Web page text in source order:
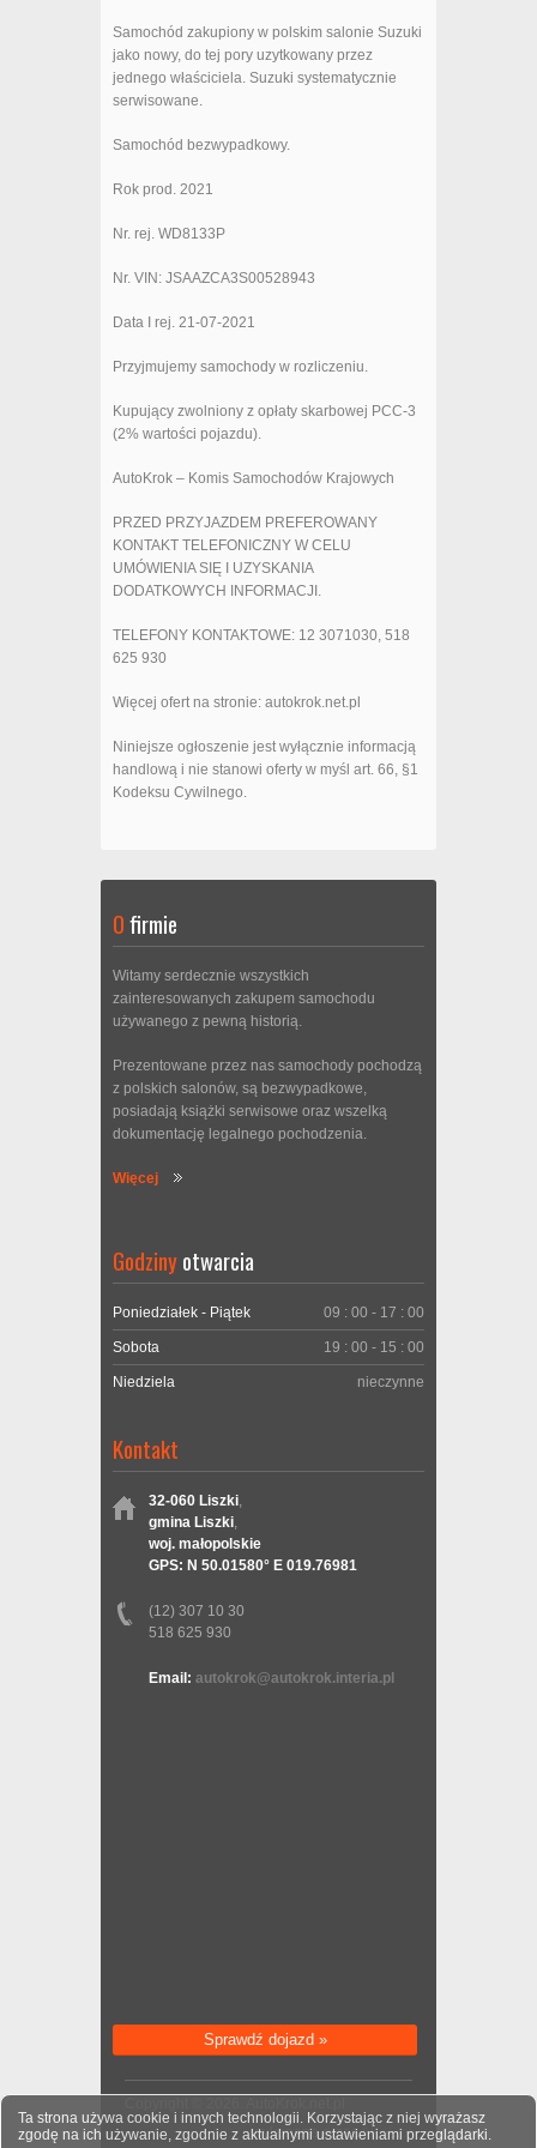
Samochód zakupiony w polskim salonie Suzuki
jako nowy, do tej pory uzytkowany przez
jednego właściciela. Suzuki systematycznie
serwisowane.
Samochód bezwypadkowy.
Rok prod. 2021
Nr. rej. WD8133P
Nr. VIN: JSAAZCA3S00528943
Data I rej. 21-07-2021
Przyjmujemy samochody w rozliczeniu.
Kupujący zwolniony z opłaty skarbowej PCC-3
(2% wartości pojazdu).
AutoKrok – Komis Samochodów Krajowych
PRZED PRZYJAZDEM PREFEROWANY
KONTAKT TELEFONICZNY W CELU
UMÓWIENIA SIĘ I UZYSKANIA
DODATKOWYCH INFORMACJI.
TELEFONY KONTAKTOWE: 12 3071030, 518
625 930
Więcej ofert na stronie: autokrok.net.pl
Niniejsze ogłoszenie jest wyłącznie informacją
handlową i nie stanowi oferty w myśl art. 66, §1
Kodeksu Cywilnego.
Ofirmie
Witamy serdecznie wszystkich
zainteresowanych zakupem samochodu
używanego z pewną historią.
Prezentowane przez nas samochody pochodzą
z polskich salonów, są bezwypadkowe,
posiadają książki serwisowe oraz wszelką
dokumentację legalnego pochodzenia.
Więcej
Godzinyotwarcia
Poniedziałek - Piątek 09 : 00 - 17 : 00
Sobota 19 : 00 - 15 : 00
Niedziela nieczynne
Kontakt
32-060 Liszki,
gmina Liszki,
woj. małopolskie
GPS: N 50.01580° E 019.76981
(12) 307 10 30
518 625 930
Email: autokrok@autokrok.interia.pl
Sprawdź dojazd »
wykonane przezAKoL.pl
Ta strona używa cookie i innych technologii. Korzystając z niej wyrażasz
zgodę na ich używanie, zgodnie z aktualnymi ustawieniami przeglądarki.